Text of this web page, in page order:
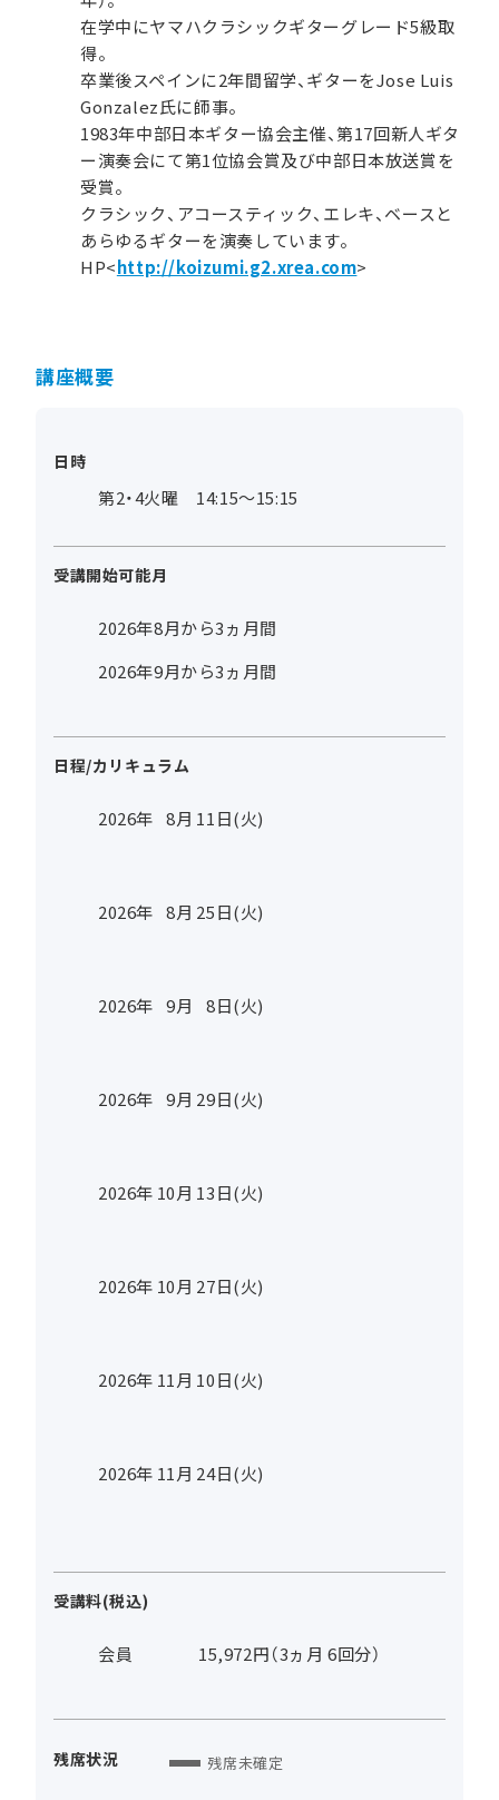
在学中にヤマハクラシックギターグレード5級取
得。
卒業後スペインに2年間留学、ギターをJose Luis
Gonzalez氏に師事。
1983年中部日本ギター協会主催、第17回新人ギタ
ー演奏会にて第1位協会賞及び中部日本放送賞を
受賞。
クラシック、アコースティック、エレキ、ベースと
あらゆるギターを演奏しています。
HP<http://koizumi.g2.xrea.com>
講座概要
日時
第2・4火曜 14:15～15:15
受講開始可能月
2026年8月から3ヵ月間
2026年9月から3ヵ月間
日程/カリキュラム
2026年 8月 11日(火)
2026年 8月 25日(火)
2026年 9月 8日(火)
2026年 9月 29日(火)
2026年 10月 13日(火)
2026年 10月 27日(火)
2026年 11月 10日(火)
2026年 11月 24日(火)
受講料(税込)
会員 15,972円（3ヵ月 6回分）
残席状況 残席未確定